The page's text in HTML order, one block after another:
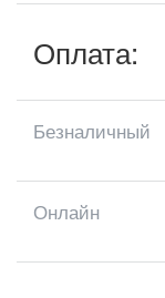
Оплата:
Безналичный
Онлайн